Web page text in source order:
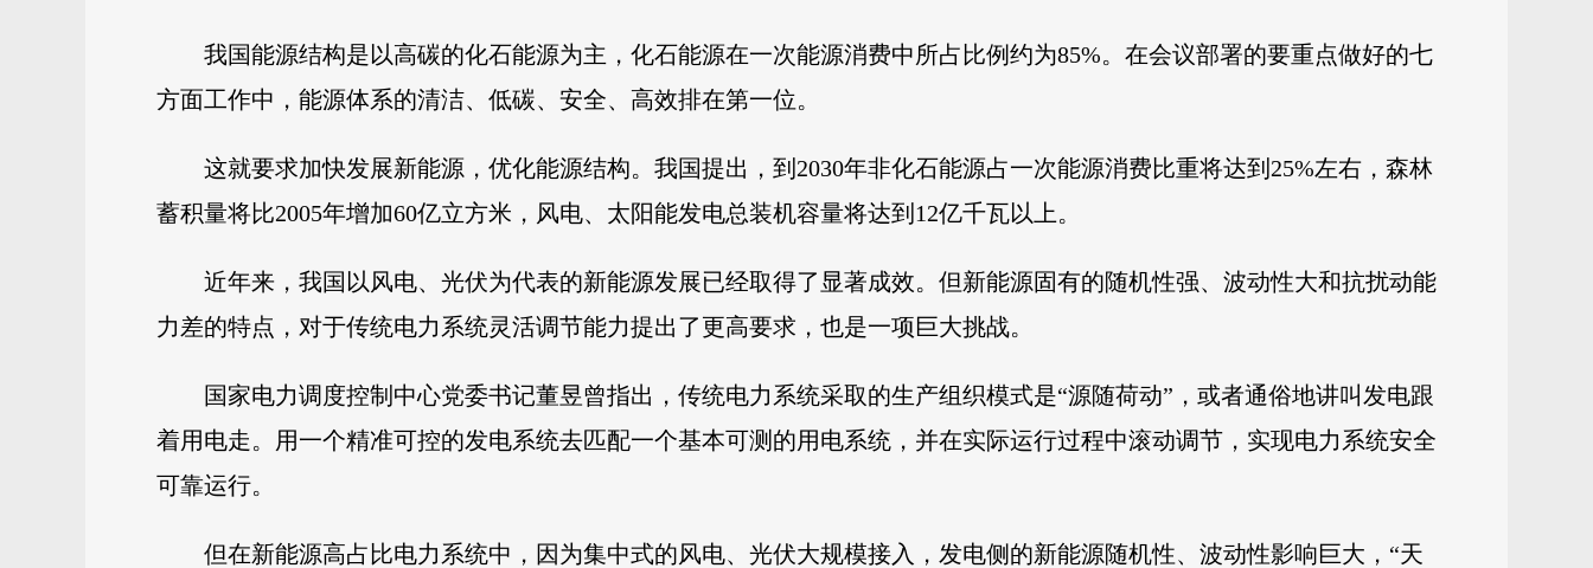
我国能源结构是以高碳的化石能源为主，化石能源在一次能源消费中所占比例约为85%。在会议部署的要重点做好的七
方面工作中，能源体系的清洁、低碳、安全、高效排在第一位。
这就要求加快发展新能源，优化能源结构。我国提出，到2030年非化石能源占一次能源消费比重将达到25%左右，森林
蓄积量将比2005年增加60亿立方米，风电、太阳能发电总装机容量将达到12亿千瓦以上。
近年来，我国以风电、光伏为代表的新能源发展已经取得了显著成效。但新能源固有的随机性强、波动性大和抗扰动能
力差的特点，对于传统电力系统灵活调节能力提出了更高要求，也是一项巨大挑战。
国家电力调度控制中心党委书记董昱曾指出，传统电力系统采取的生产组织模式是“源随荷动”，或者通俗地讲叫发电跟
着用电走。用一个精准可控的发电系统去匹配一个基本可测的用电系统，并在实际运行过程中滚动调节，实现电力系统安全
可靠运行。
但在新能源高占比电力系统中，因为集中式的风电、光伏大规模接入，发电侧的新能源随机性、波动性影响巨大，“天